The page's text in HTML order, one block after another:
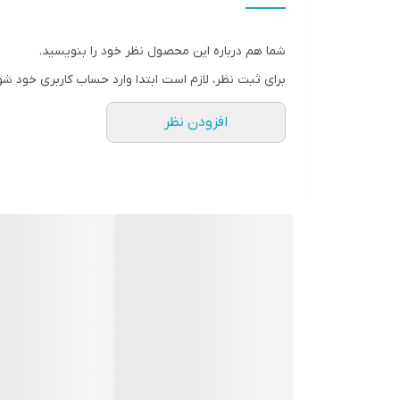
جنس
وزن
شما هم درباره این محصول نظر خود را بنویسید.
برای ثبت نظر، لازم است ابتدا وارد حساب کاربری خود
افزودن نظر